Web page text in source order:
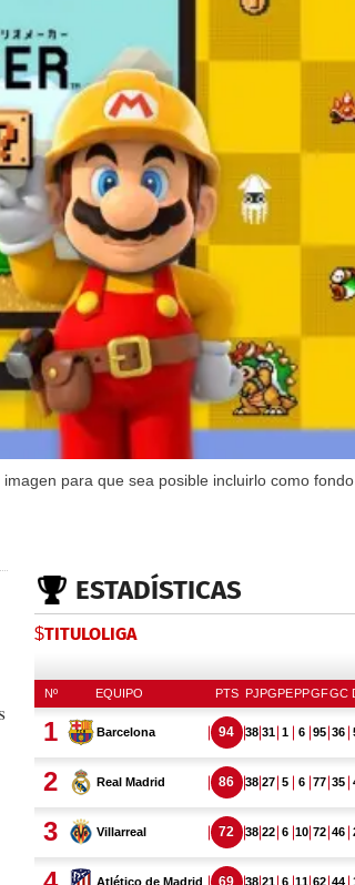
para que sea posible incluirlo como fondo
ESTADÍSTICAS
$TITULOLIGA